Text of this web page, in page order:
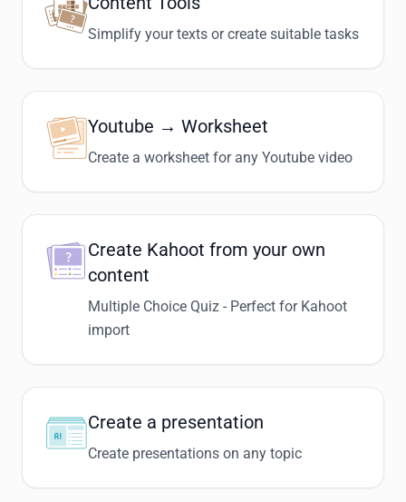
Bearbeitung als klassisches Arbeitsblatt.
Simplify your texts or create suitable tasks
Youtube → Worksheet
Create a worksheet for any Youtube video
Create Kahoot from your own
content
Multiple Choice Quiz - Perfect for Kahoot
import
Create a presentation
Create presentations on any topic